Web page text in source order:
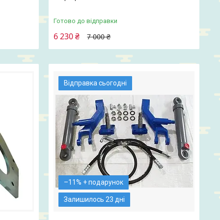
Готово до відправки
7 000 ₴
6 230 ₴
Відправка сьогодні
–11%
Залишилось 23 дні